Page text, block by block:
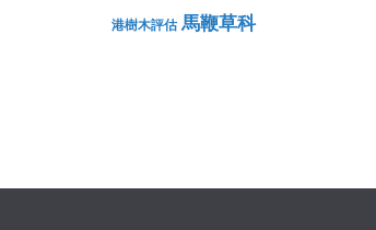
港樹木評估 馬鞭草科